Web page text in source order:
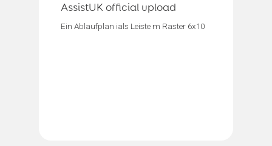
AssistUK official upload
Ein Ablaufplan ials Leiste m Raster 6x10